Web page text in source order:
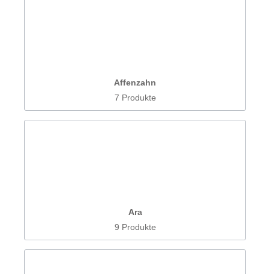
Affenzahn
7 Produkte
Ara
9 Produkte